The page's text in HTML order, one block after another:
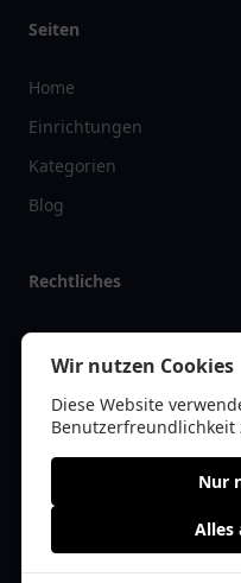
Seiten
Home
Einrichtungen
Kategorien
Blog
Rechtliches
Impressum
Datenschutz
Kontakt
© 2026 tanklist.de | Alle
Wir nutzen Cookies
Diese Website
Benutzerfreundlichkeit
Nur
Alles